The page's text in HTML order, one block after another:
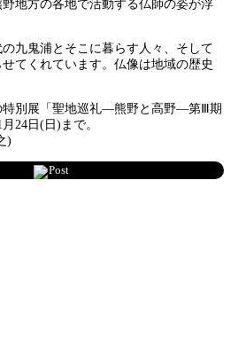
地方の各地で活動する仏師の姿が浮
九鬼浦とそこに暮らす人々、そして
てくれています。仏像は地域の歴史
特別展「聖地巡礼―熊野と高野―第Ⅲ期
24日(日)まで。
)
Post